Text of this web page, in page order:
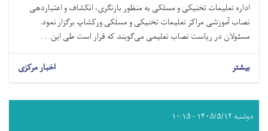
اداره تعلیمات تخنیکی و مسلکی به منظور بازنگری، انکشاف و اعتباردهی
نصاب آموزشی مراکز تعلیمات تخنیکی و مسلکی ورکشاپ برگزار نمود.
مسئولان در ریاست نصاب تعلیمی می‌گویند که قرار است طی این. . .
بیشتر اخبار مرکزی
دوشنبه ۱۴۰۵/۵/۱۲ - ۱۰:۱۵